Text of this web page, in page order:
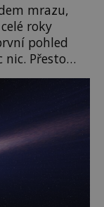
mrazu,
roky
pohled
Přesto
které
nález mění
příroda a